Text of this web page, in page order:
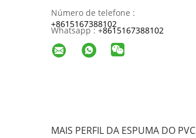
Número de telefone :
+8615167388102
Whatsapp :+8615167388102
MAIS PERFIL DA ESPUMA DO PVC